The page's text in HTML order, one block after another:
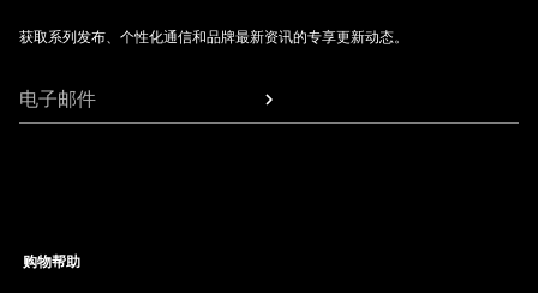
获取系列发布、个性化通信和品牌最新资讯的专享更新动态。
电子邮件
购物帮助